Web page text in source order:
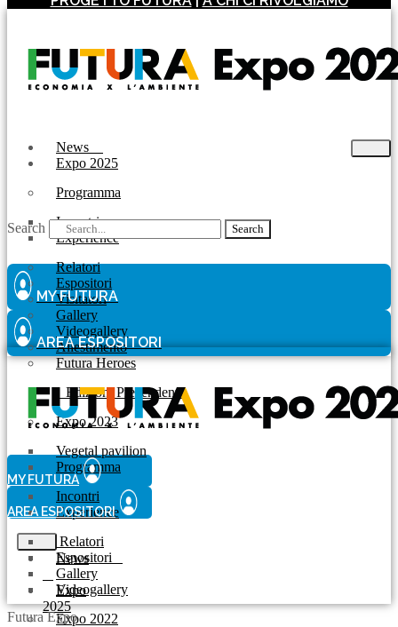
News
Expo 2025
Programma
Incontri
Experience
Relatori
Espositori
Visitatori
Gallery
Videogallery
Allestimento
Futura Heroes
| Edizioni Precendenti
Expo 2023
Vegetal pavilion
Programma
Incontri
Experience
Relatori
Espositori
Gallery
Videogallery
Expo 2022
Search Search
MY FUTURA
AREA ESPOSITORI
MY FUTURA
AREA ESPOSITORI
News
Expo
2025
Futura Expo